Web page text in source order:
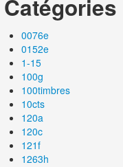
Catégories
0076e
0152e
1-15
100g
100timbres
10cts
120a
120c
121f
1263h